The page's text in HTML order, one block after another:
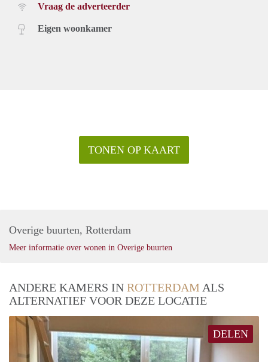
Vraag de adverteerder
Eigen woonkamer
TONEN OP KAART
Overige buurten, Rotterdam
Meer informatie over wonen in Overige buurten
ANDERE KAMERS IN ROTTERDAM ALS
ALTERNATIEF VOOR DEZE LOCATIE
DELEN